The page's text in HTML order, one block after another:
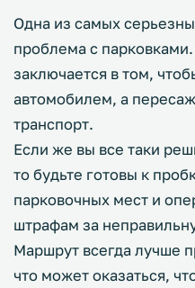
Одна из самых
проблема с
заключается в том,
автомобилем, а
транспорт.
Если же вы все таки
то будьте готовы к
парковочных мест и
штрафам за
Маршрут всегда лучше
что может оказаться,